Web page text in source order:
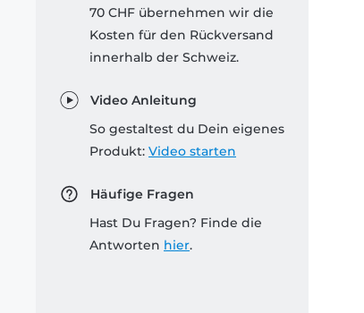
70 CHF übernehmen wir die
Kosten für den Rückversand
innerhalb der Schweiz.
Video Anleitung
So gestaltest du Dein eigenes
Produkt: Video starten
Häufige Fragen
Hast Du Fragen? Finde die
Antworten hier.